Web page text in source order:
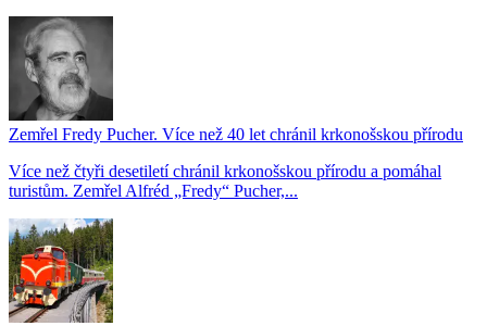
Zemřel Fredy Pucher. Více než 40 let chránil krkonošskou přírodu
Více než čtyři desetiletí chránil krkonošskou přírodu a pomáhal
turistům. Zemřel Alfréd „Fredy“ Pucher,...